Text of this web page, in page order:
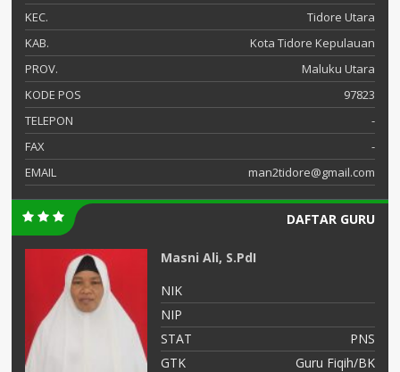
KEC.
Tidore Utara
KAB.
Kota Tidore Kepulauan
PROV.
Maluku Utara
KODE POS
97823
TELEPON
-
FAX
-
EMAIL
man2tidore@gmail.com
DAFTAR GURU
Masni Ali, S.PdI
NIK
NIP
STAT
PNS
GTK
Guru Fiqih/BK